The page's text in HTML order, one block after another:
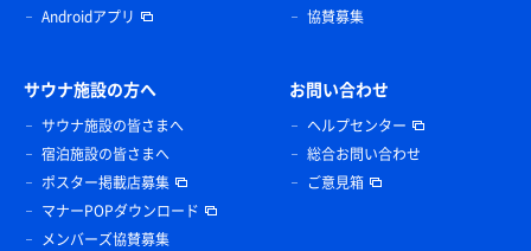
Androidアプリ
協賛募集
サウナ施設の方へ
サウナ施設の皆さまへ
宿泊施設の皆さまへ
ポスター掲載店募集
マナーPOPダウンロード
メンバーズ協賛募集
お問い合わせ
ヘルプセンター
総合お問い合わせ
ご意見箱